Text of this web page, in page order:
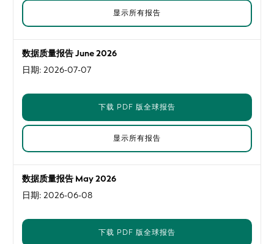
2016
九月
十月
十二月
显示所有报告
数据质量报告 June 2026
日期: 2026-07-07
下载 PDF 版全球报告
显示所有报告
数据质量报告 May 2026
日期: 2026-06-08
下载 PDF 版全球报告